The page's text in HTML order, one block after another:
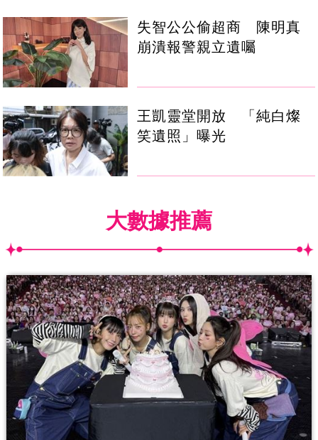
失智公公偷超商 陳明真
崩潰報警親立遺囑
王凱靈堂開放 「純白燦
笑遺照」曝光
大數據推薦